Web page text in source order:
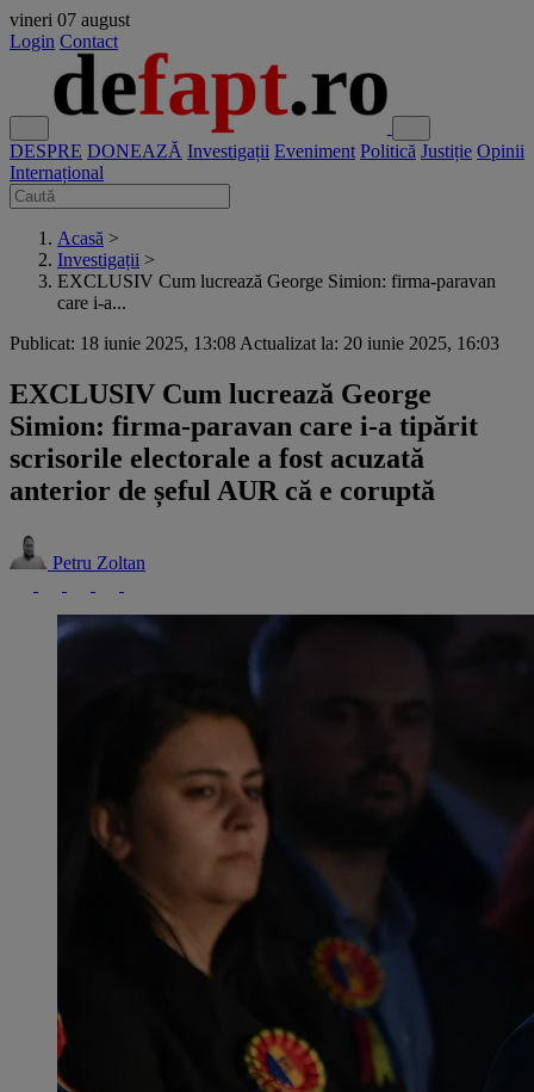
vineri 07 august
Login Contact
DESPRE DONEAZĂ Investigații Eveniment Politică Justiție Opinii
Internațional
Acasă >
Investigații >
EXCLUSIV Cum lucrează George Simion: firma-paravan
care i-a...
Publicat: 18 iunie 2025, 13:08 Actualizat la: 20 iunie 2025, 16:03
EXCLUSIV Cum lucrează George
Simion: firma-paravan care i-a tipărit
scrisorile electorale a fost acuzată
anterior de șeful AUR că e coruptă
Petru Zoltan